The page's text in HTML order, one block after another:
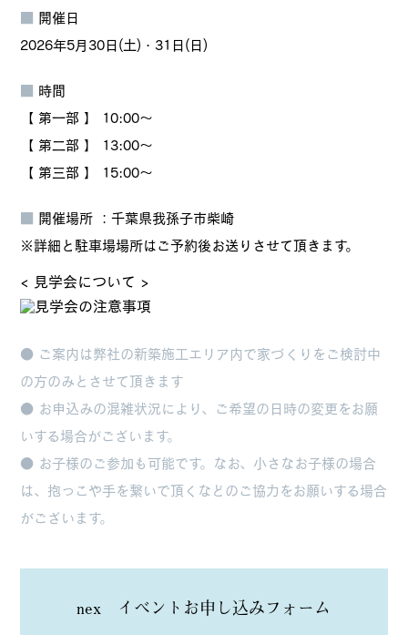
開催日
2026年5月30日(土)・31日(日)
時間
【 第一部 】 10:00～
【 第二部 】 13:00～
【 第三部 】 15:00～
開催場所 ：千葉県我孫子市柴崎
※詳細と駐車場場所はご予約後お送りさせて頂きます。
< 見学会について >
● ご案内は弊社の新築施工エリア内で家づくりをご検討中
の方のみとさせて頂きます
● お申込みの混雑状況により、ご希望の日時の変更をお願
いする場合がございます。
● お子様のご参加も可能です。なお、小さなお子様の場合
は、抱っこや手を繋いで頂くなどのご協力をお願いする場合
がございます。
nex イベントお申し込みフォーム